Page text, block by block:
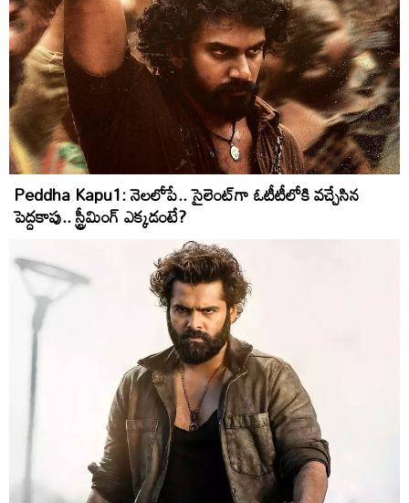
Peddha Kapu1: నెలలోపే.. సైలెంట్‌గా ఓటీటీలోకి వ‌చ్చేసిన‌
పెద్దకాపు.. స్ట్రీమింగ్ ఎక్క‌డంటే?